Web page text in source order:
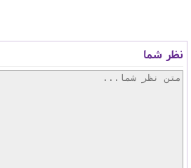
نظر شما